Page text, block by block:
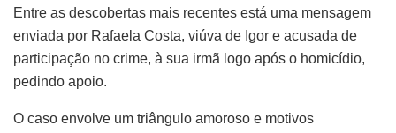
Entre as descobertas mais recentes está uma mensagem
enviada por Rafaela Costa, viúva de Igor e acusada de
participação no crime, à sua irmã logo após o homicídio,
pedindo apoio.
O caso envolve um triângulo amoroso e motivos